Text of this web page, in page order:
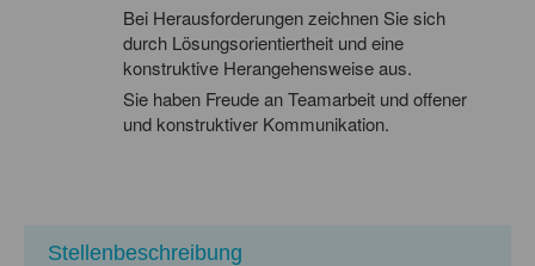
Bei Herausforderungen zeichnen Sie sich
durch Lösungsorientiertheit und eine
konstruktive Herangehensweise aus.
Sie haben Freude an Teamarbeit und offener
und konstruktiver Kommunikation.
Stellenbeschreibung